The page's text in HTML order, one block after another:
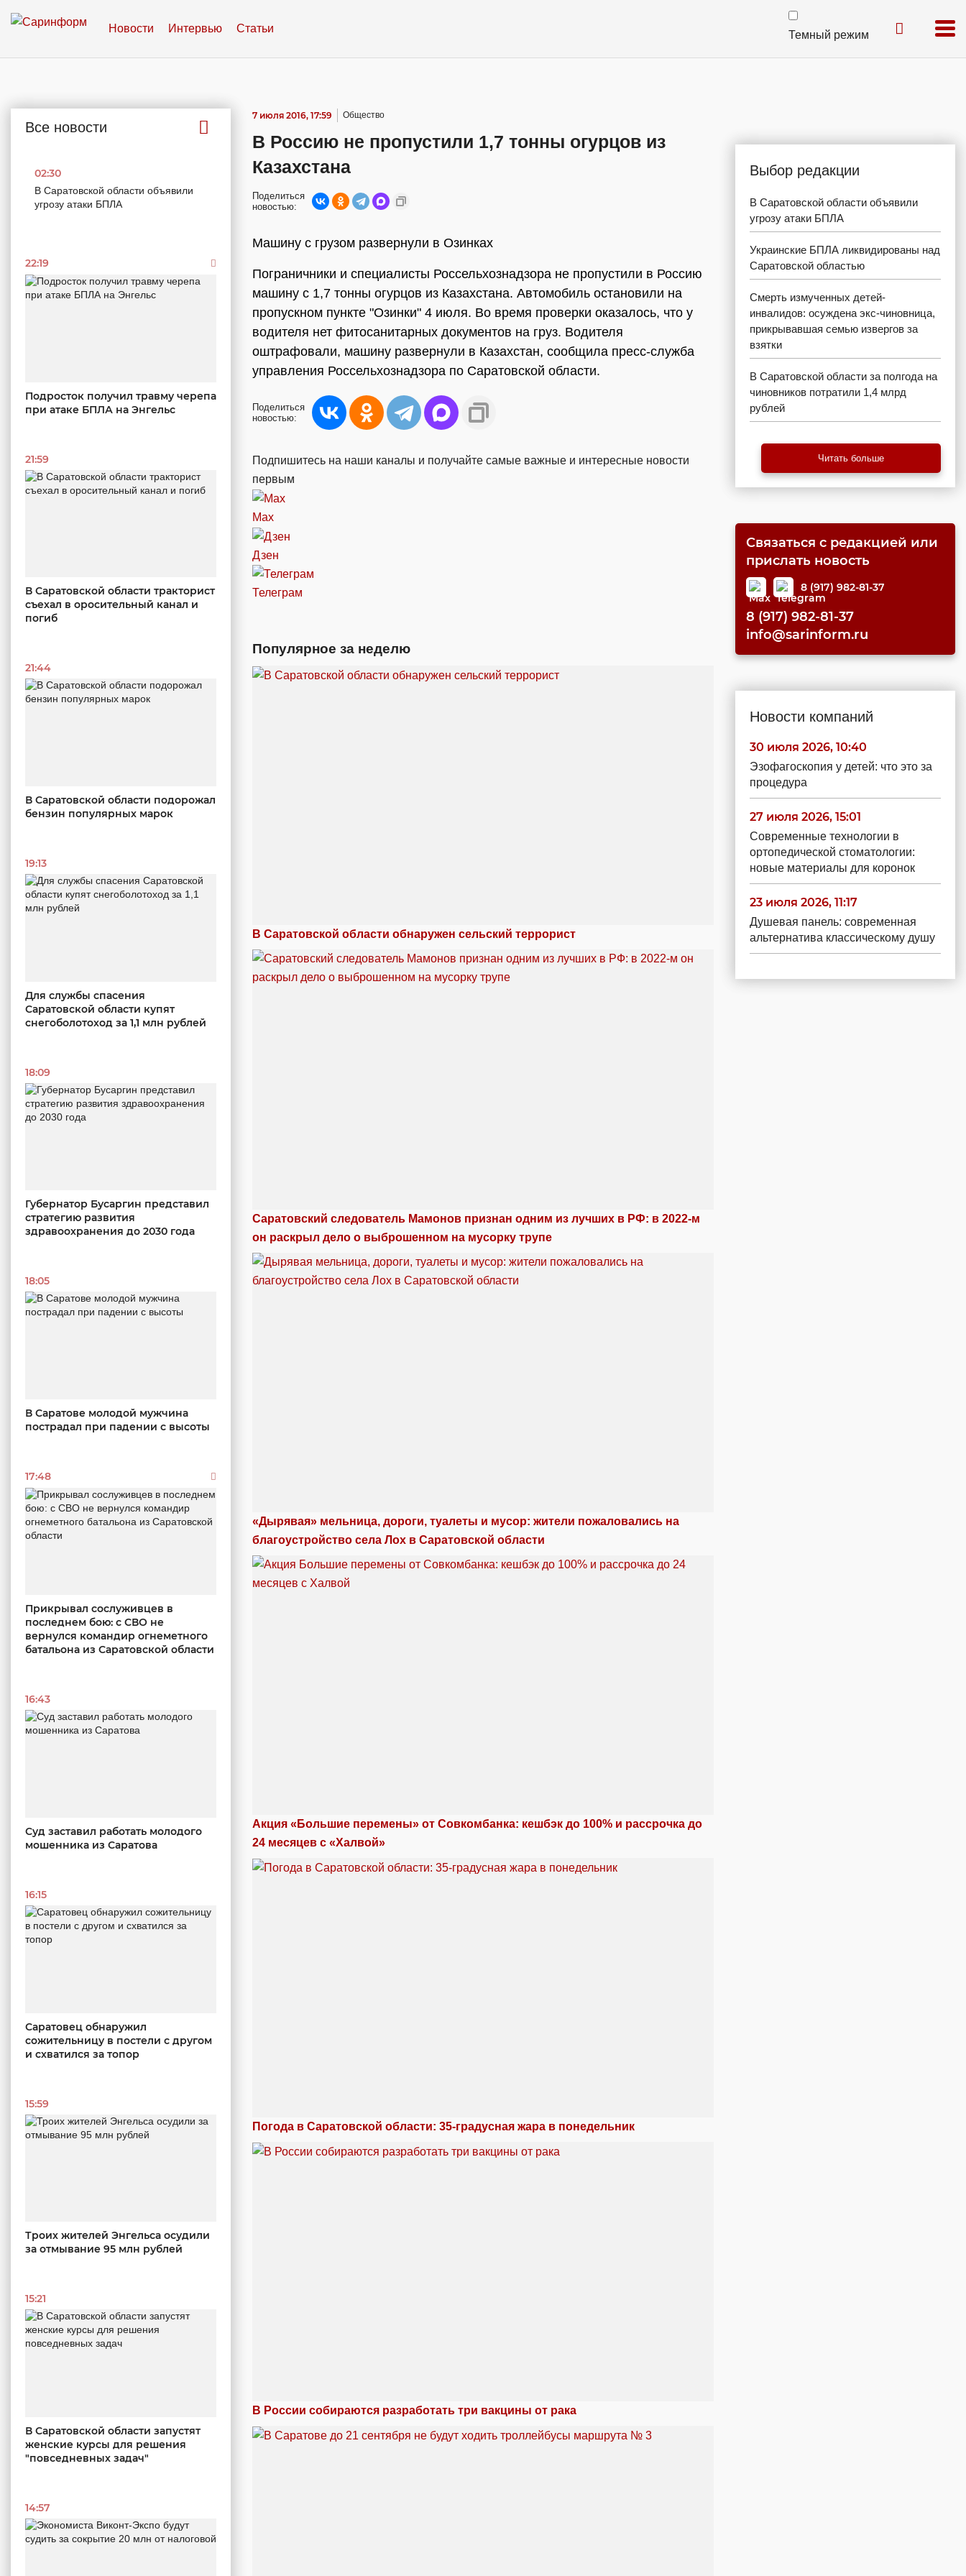
Новости Интервью Статьи
Темный режим
Все новости
02:30
В Саратовской области объявили
угрозу атаки БПЛА
22:19
Подросток получил травму черепа
при атаке БПЛА на Энгельс
21:59
В Саратовской области тракторист
съехал в оросительный канал и
погиб
21:44
В Саратовской области подорожал
бензин популярных марок
19:13
Для службы спасения
Саратовской области купят
снегоболотоход за 1,1 млн рублей
18:09
Губернатор Бусаргин представил
стратегию развития
здравоохранения до 2030 года
18:05
В Саратове молодой мужчина
пострадал при падении с высоты
17:48
Прикрывал сослуживцев в
последнем бою: с СВО не
вернулся командир огнеметного
батальона из Саратовской области
16:43
Суд заставил работать молодого
мошенника из Саратова
16:15
Саратовец обнаружил
сожительницу в постели с другом
и схватился за топор
15:59
Троих жителей Энгельса осудили
за отмывание 95 млн рублей
15:21
В Саратовской области запустят
женские курсы для решения
"повседневных задач"
14:57
7 июля 2016, 17:59 Общество
В Россию не пропустили 1,7 тонны огурцов из
Казахстана
Поделиться
новостью:
Машину с грузом развернули в Озинках
Пограничники и специалисты Россельхознадзора не пропустили в Россию
машину с 1,7 тонны огурцов из Казахстана. Автомобиль остановили на
пропускном пункте "Озинки" 4 июля. Во время проверки оказалось, что у
водителя нет фитосанитарных документов на груз. Водителя
оштрафовали, машину развернули в Казахстан, сообщила пресс-служба
управления Россельхознадзора по Саратовской области.
Поделиться
новостью:
Подпишитесь на наши каналы и получайте самые важные и интересные новости
первым
Max
Дзен
Телеграм
Популярное за неделю
В Саратовской области обнаружен сельский террорист
Саратовский следователь Мамонов признан одним из лучших в РФ: в 2022-м
он раскрыл дело о выброшенном на мусорку трупе
«Дырявая» мельница, дороги, туалеты и мусор: жители пожаловались на
благоустройство села Лох в Саратовской области
Акция «Большие перемены» от Совкомбанка: кешбэк до 100% и рассрочка до
24 месяцев с «Халвой»
Погода в Саратовской области: 35-градусная жара в понедельник
В России собираются разработать три вакцины от рака
Выбор редакции
В Саратовской области объявили
угрозу атаки БПЛА
Украинские БПЛА ликвидированы над
Саратовской областью
Смерть измученных детей-
инвалидов: осуждена экс-чиновница,
прикрывавшая семью извергов за
взятки
В Саратовской области за полгода на
чиновников потратили 1,4 млрд
рублей
Читать больше
Связаться с редакцией или
прислать новость
8 (917) 982-81-37
8 (917) 982-81-37
info@sarinform.ru
Новости компаний
30 июля 2026, 10:40
Эзофагоскопия у детей: что это за
процедура
27 июля 2026, 15:01
Современные технологии в
ортопедической стоматологии:
новые материалы для коронок
23 июля 2026, 11:17
Душевая панель: современная
альтернатива классическому душу